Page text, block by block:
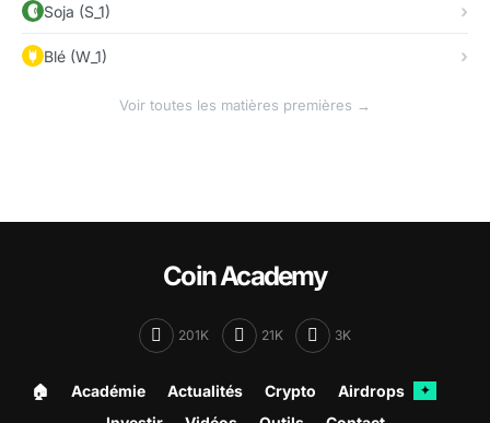
Soja (S_1)
Blé (W_1)
Voir toutes les matières premières →
Coin Academy
201K 21K 3K
🏠︎ Académie Actualités Crypto Airdrops ✦